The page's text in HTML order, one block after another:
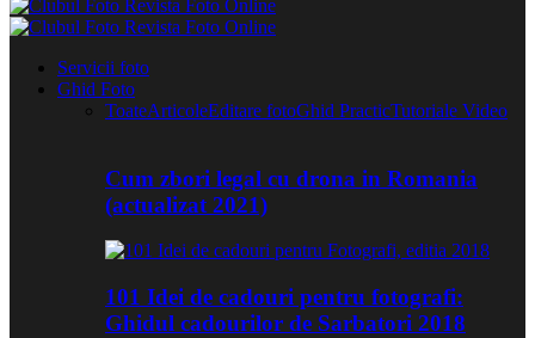
Servicii foto
Ghid Foto
ToateArticoleEditare fotoGhid PracticTutoriale Video
Cum zbori legal cu drona in Romania
(actualizat 2021)
101 Idei de cadouri pentru fotografi:
Ghidul cadourilor de Sarbatori 2018